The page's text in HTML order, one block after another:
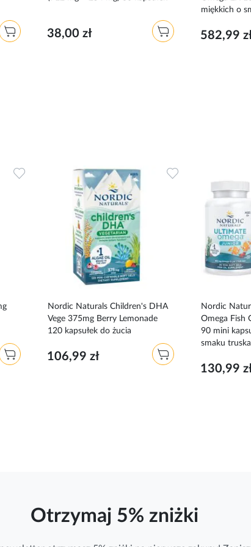
38,00 zł
miękkich o
582,99
Dodaj
Nordic Naturals Children's DHA
Vege 375mg Berry Lemonade
120 kapsułek do żucia
106,99 zł
Dodaj
Nordic
Omega Fish
90 mini
smaku
130,99
Otrzymaj 5% zniżki